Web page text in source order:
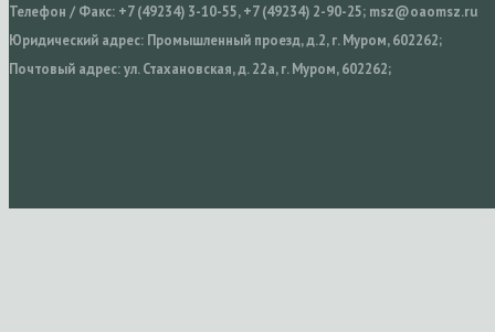
Телефон / Факс: +7 (49234) 3-10-55, +7 (49234) 2-90-25; msz@oaomsz.ru
Юридический адрес: Промышленный проезд, д.2, г. Муром, 602262;
Почтовый адрес: ул. Стахановская, д. 22а, г. Муром, 602262;